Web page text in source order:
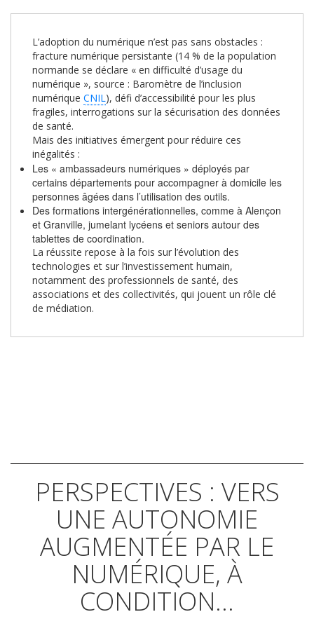
L’adoption du numérique n’est pas sans obstacles :
fracture numérique persistante (14 % de la population
normande se déclare « en difficulté d’usage du
numérique », source : Baromètre de l’inclusion
numérique CNIL), défi d’accessibilité pour les plus
fragiles, interrogations sur la sécurisation des données
de santé.
Mais des initiatives émergent pour réduire ces
inégalités :
Les « ambassadeurs numériques » déployés par
certains départements pour accompagner à domicile les
personnes âgées dans l’utilisation des outils.
Des formations intergénérationnelles, comme à Alençon
et Granville, jumelant lycéens et seniors autour des
tablettes de coordination.
La réussite repose à la fois sur l’évolution des
technologies et sur l’investissement humain,
notamment des professionnels de santé, des
associations et des collectivités, qui jouent un rôle clé
de médiation.
PERSPECTIVES : VERS
UNE AUTONOMIE
AUGMENTÉE PAR LE
NUMÉRIQUE, À
CONDITION...